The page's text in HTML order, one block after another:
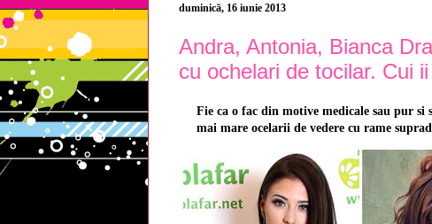
duminică, 16 iunie 2013
Andra, Antonia, Bianca
cu ochelari de tocilar. Cui
Fie ca o fac din motive medicale sau pur
mai mare ocelarii de vedere cu rame